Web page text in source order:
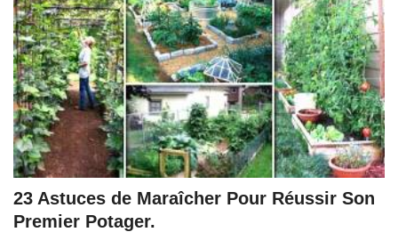
23 Astuces de Maraîcher Pour Réussir Son
Premier Potager.